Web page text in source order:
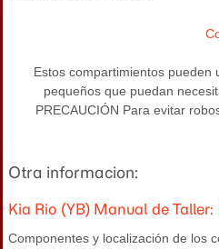
Estos compartimientos
pequeños que puedan
PRECAUCIÓN Para evitar
Otra informacion:
Kia Rio (YB) Manual de
Componentes y localización de los